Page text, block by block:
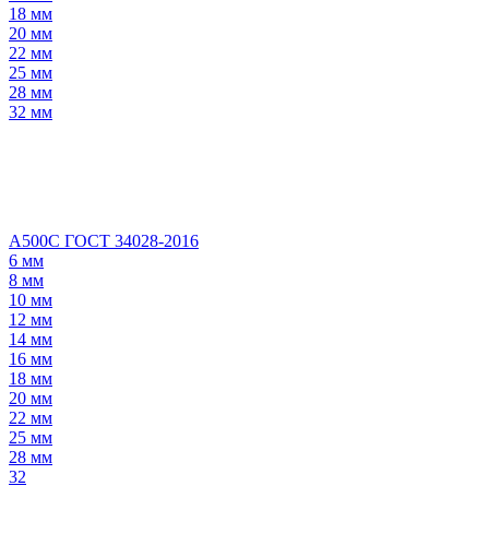
18 мм
20 мм
22 мм
25 мм
28 мм
32 мм
А500С ГОСТ 34028-2016
6 мм
8 мм
10 мм
12 мм
14 мм
16 мм
18 мм
20 мм
22 мм
25 мм
28 мм
32